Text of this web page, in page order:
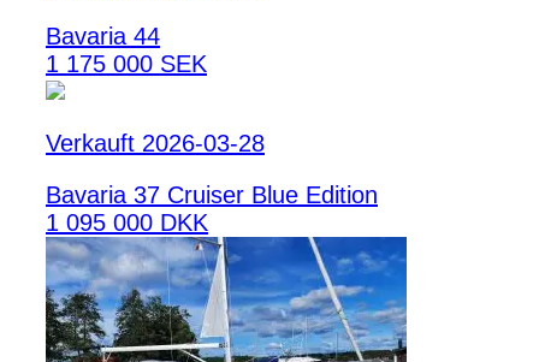
Bavaria 44
1 175 000 SEK
Verkauft 2026-03-28
Bavaria 37 Cruiser Blue Edition
1 095 000 DKK